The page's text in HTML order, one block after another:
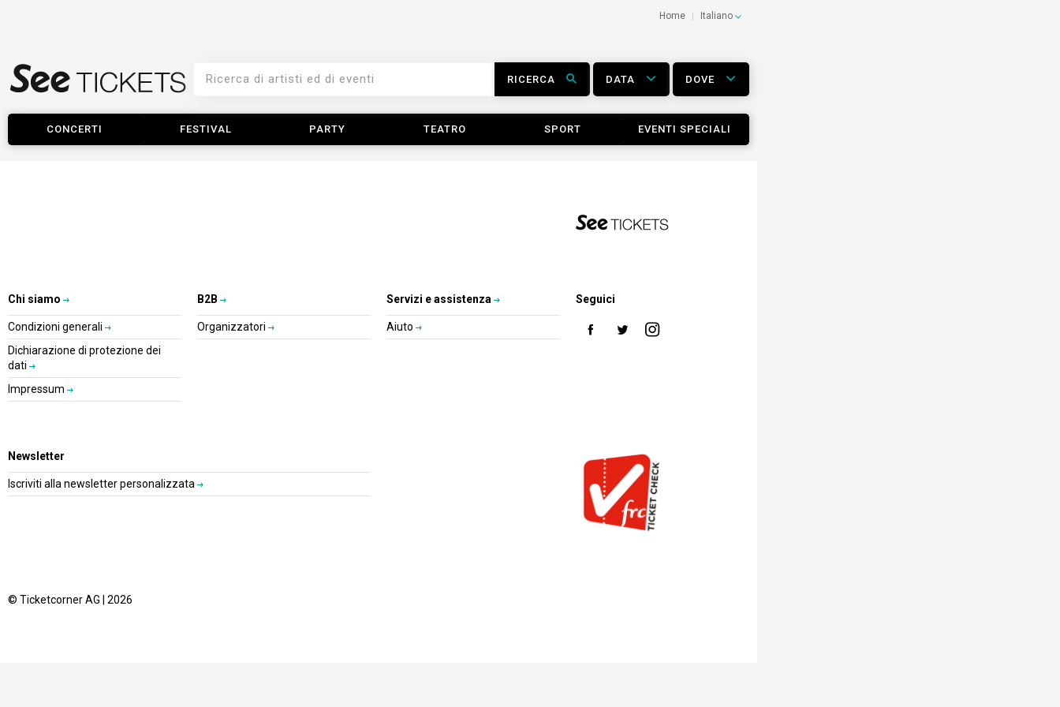
Home Italiano
RICERCA DATA DOVE
CONCERTI FESTIVAL PARTY TEATRO SPORT EVENTI SPECIALI
Chi siamo
Condizioni generali
Dichiarazione di protezione dei
dati
Impressum
B2B
Organizzatori
Servizi e assistenza
Aiuto
Seguici
Newsletter
Iscriviti alla newsletter personalizzata
© Ticketcorner AG | 2026